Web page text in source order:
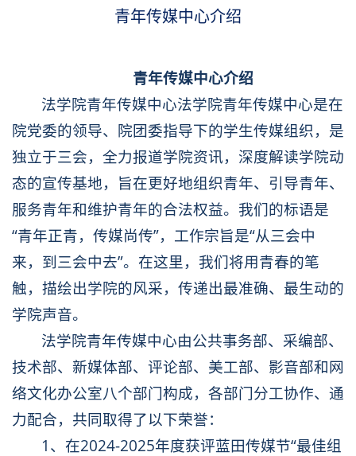
青年传媒中心介绍
青年传媒中心介绍
法学院青年传媒中心法学院青年传媒中心是在
院党委的领导、院团委指导下的学生传媒组织，是
独立于三会，全力报道学院资讯，深度解读学院动
态的宣传基地，旨在更好地组织青年、引导青年、
服务青年和维护青年的合法权益。我们的标语是
“青年正青，传媒尚传”，工作宗旨是“从三会中
来，到三会中去”。在这里，我们将用青春的笔
触，描绘出学院的风采，传递出最准确、最生动的
学院声音。
法学院青年传媒中心由公共事务部、采编部、
技术部、新媒体部、评论部、美工部、影音部和网
络文化办公室八个部门构成，各部门分工协作、通
力配合，共同取得了以下荣誉：
1、在2024-2025年度获评蓝田传媒节“最佳组